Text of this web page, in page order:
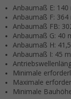
Anbaumaß E: 140
Anbaumaß F: 364
Anbaumaß FB:
Anbaumaß G: 40
Anbaumaß H:
Anbaumaß I: 45
Minimale
Maximale
Minimale